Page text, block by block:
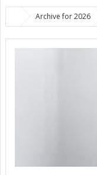
Archive for 2026